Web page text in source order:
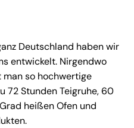
Deutschland haben wir
entwickelt. Nirgendwo
so hochwertige
72 Stunden Teigruhe, 60
heißen Ofen und